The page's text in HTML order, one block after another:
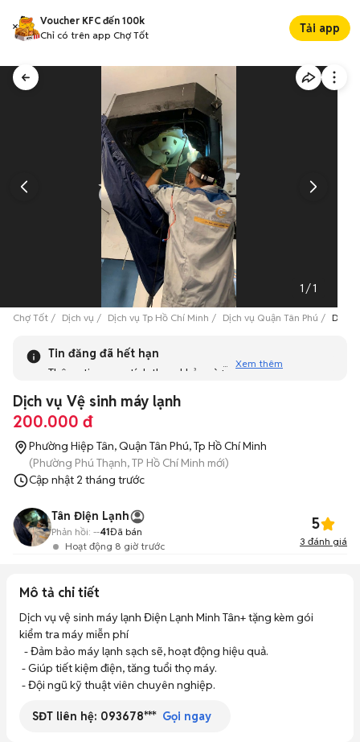
Voucher KFC đến 100k
Chỉ có trên app Chợ Tốt
Tải app
1 /1
Chợ Tốt Dịch vụ Dịch vụ Tp Hồ Chí Minh Dịch vụ Quận Tân Phú Dịch
Tin đăng đã hết hạn
Thông tin mang tính tham khảo và bạn không thể liên hệ
tương tự khác dưới đây nhé!
Xem thêm
Dịch vụ Vệ sinh máy lạnh
200.000 đ
Phường Hiệp Tân, Quận Tân Phú, Tp Hồ Chí Minh
(Phường Phú Thạnh, TP Hồ Chí Minh mới)
Cập nhật 2 tháng trước
Tân Điện Lạnh
Hoạt động 8 giờ trước
Phản hồi: --41Đã bán 5
3 đánh giá
Mô tả chi tiết
Dịch vụ vệ sinh máy lạnh Điện Lạnh Minh Tân+ tặng kèm gói
kiểm tra máy miễn phí
- Đội ngũ kỹ thuật viên chuyên nghiệp.
SĐT liên hệ: 093678*** Gọi ngay